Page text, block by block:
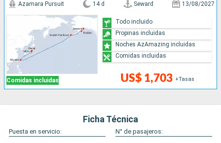
Comidas incluidas
Azamara Pursuit 14 d Seward 13/08/2027
US$ 1,703 +Tasas
Todo incluido
Propinas incluidas
Noches AzAmazing incluidas
Comidas incluidas
Ficha Técnica
Puesta en servicio:
N° de pasajeros: